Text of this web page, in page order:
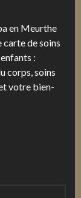
en Meurthe
de soins
:
corps, soins
votre bien-